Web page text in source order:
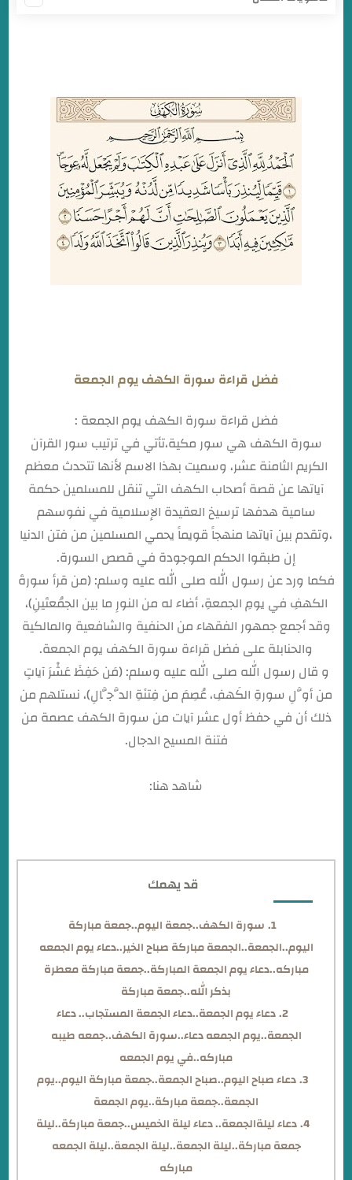
فضل قراءة سورة الكهف يوم الجمعة
فضل قراءة سورة الكهف يوم الجمعة :
سورة الكهف هي سور مكية،تأتي في ترتيب سور القرآن
الكريم الثامنة عشر، وسميت بهذا الاسم لأنها تتحدث معظم
آياتها عن قصة أصحاب الكهف التي تنقل للمسلمين حكمة
سامية هدفها ترسيخ العقيدة الإسلامية في نفوسهم
،وتقدم بين آياتها منهجاً قويماً يحمي المسلمين من فتن الدنيا
إن طبقوا الحكم الموجودة في قصص السورة.
فكما ورد عن رسول الله صلى الله عليه وسلم: (من قرأ سورةَ
الكهفِ في يومِ الجمعةِ، أضاء له من النورِ ما بين الجمُعتَينِ)،
وقد أجمع جمهور الفقهاء من الحنفية والشافعية والمالكية
والحنابلة على فضل قراءة سورة الكهف يوم الجمعة.
و قال رسول الله صلى الله عليه وسلم: (مَن حَفِظَ عَشْرَ آياتٍ
من أوَّلِ سورةِ الكَهفِ، عُصِمَ من فِتنَةِ الدَّجَّالِ)، نستلهم من
ذلك أن في حفظ أول عشر آيات من سورة الكهف عصمة من
فتنة المسيح الدجال.
شاهد هنا:
قد يهمك
سورة الكهف..جمعة اليوم..جمعة مباركة
اليوم..الجمعة..الجمعة مباركة صباح الخير..دعاء يوم الجمعه
مباركه..دعاء يوم الجمعة المباركة..جمعة مباركة معطرة
بذكر الله..جمعة مباركة
دعاء يوم الجمعة..دعاء الجمعة المستجاب.. دعاء
الجمعة..يوم الجمعه دعاء..سورة الكهف..جمعه طيبه
مباركه..في يوم الجمعه
دعاء صباح اليوم..صباح الجمعة..جمعة مباركة اليوم..يوم
الجمعة..جمعة مباركة..يوم الجمعة
دعاء ليلةالجمعة.. دعاء ليلة الخميس..جمعة مباركة..ليلة
جمعة مباركة..ليلة الجمعة..ليلة الجمعة..ليلة الجمعه
مباركه